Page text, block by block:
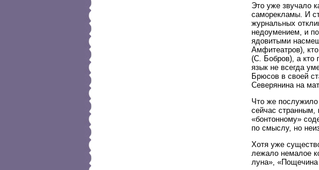
Это уже звучало
саморекламы. И
журнальных
недоумением, и
ядовитыми
Амфитеатров),
(С. Бобров), а кто
язык не всегда
Брюсов в своей
Северянина на
Что же послужило
сейчас странным,
«бонтонному»
по смыслу, но
Хотя уже
лежало немалое
луна», «Пощечина